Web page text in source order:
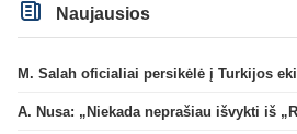
Naujausios
M. Salah oficialiai persikėlė į Turkijos
A. Nusa: „Niekada neprašiau išvykti iš